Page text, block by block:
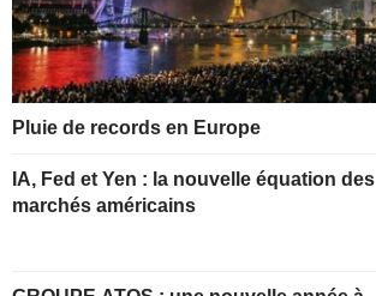
Pluie de records en Europe
IA, Fed et Yen : la nouvelle équation des
marchés américains